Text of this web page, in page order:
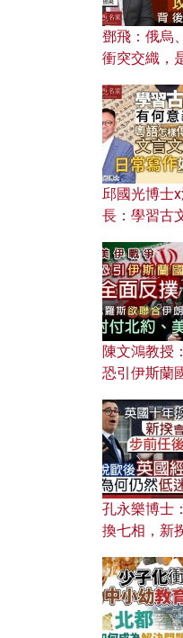
鄧飛：俄烏
衝突交織，
風險攻擊美
何盤算？
邱國光博士
長：學習古
文之美？ 日
應用？
陳文鴻教授
恐引伊斯蘭
對付北約美
孔永樂博士
換七相，新
濟為何仍然